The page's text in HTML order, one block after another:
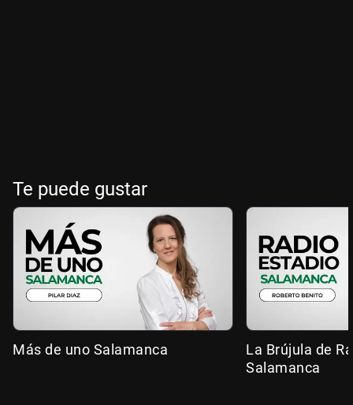
Te puede gustar
Más de uno Salamanca
La Brújula de
Salamanca